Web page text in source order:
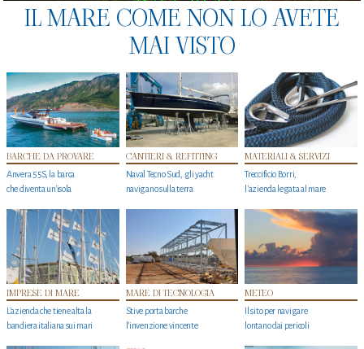
IL MARE COME NON LO AVETE
MAI VISTO
BARCHE DA PROVARE
Anvera 55S, la barca
che diventa un'isola
CANTIERI & REFITTING
Naval Tecno Sud, gli yacht
navigano sulla terra
MATERIALI & SERVIZI
Treccificio Borri,
l'azienda legata al mare
IMPRESE DI MARE
L'azienda che tiene alta la
bandiera italiana sui mari
MARE DI TECNOLOGIA
Stive porta barche
l'invenzione vincente
METEO
Il sito per navigare
lontano dai pericoli